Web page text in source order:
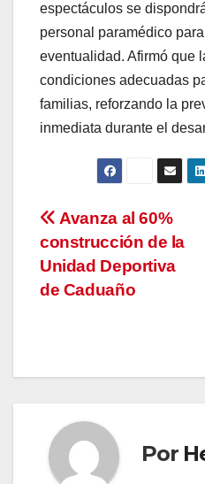
espectáculos se
personal paramédico
eventualidad. Afirmó que
condiciones adecuadas
familias, reforzando la
inmediata durante el
Navegación
de
entradas
Avanza al 60%
construcción de la
Unidad Deportiva
de Caduaño
Por